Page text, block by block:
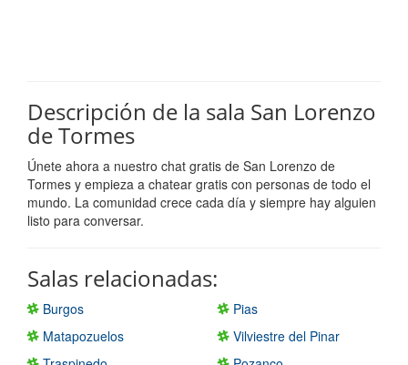
Descripción de la sala San Lorenzo
de Tormes
Únete ahora a nuestro chat gratis de San Lorenzo de
Tormes y empieza a chatear gratis con personas de todo el
mundo. La comunidad crece cada día y siempre hay alguien
listo para conversar.
Salas relacionadas:
Burgos
Pias
Matapozuelos
Vilviestre del Pinar